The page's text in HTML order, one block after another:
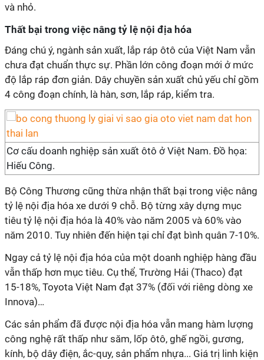
và nhỏ.
Thất bại trong việc nâng tỷ lệ nội địa hóa
Đáng chú ý, ngành sản xuất, lắp ráp ôtô của Việt Nam vẫn
chưa đạt chuẩn thực sự. Phần lớn công đoạn mới ở mức
độ lắp ráp đơn giản. Dây chuyền sản xuất chủ yếu chỉ gồm
4 công đoạn chính, là hàn, sơn, lắp ráp, kiểm tra.
Cơ cấu doanh nghiệp sản xuất ôtô ở Việt Nam. Đồ họa:
Hiếu Công.
Bộ Công Thương cũng thừa nhận thất bại trong việc nâng
tỷ lệ nội địa hóa xe dưới 9 chỗ. Bộ từng xây dựng mục
tiêu tỷ lệ nội địa hóa là 40% vào năm 2005 và 60% vào
năm 2010. Tuy nhiên đến hiện tại chỉ đạt bình quân 7-10%.
Ngay cả tỷ lệ nội địa hóa của một doanh nghiệp hàng đầu
vẫn thấp hơn mục tiêu. Cụ thể, Trường Hải (Thaco) đạt
15-18%, Toyota Việt Nam đạt 37% (đối với riêng dòng xe
Innova)…
Các sản phẩm đã được nội địa hóa vẫn mang hàm lượng
công nghệ rất thấp như săm, lốp ôtô, ghế ngồi, gương,
kính, bộ dây điện, ắc-quy, sản phẩm nhựa... Giá trị linh kiện